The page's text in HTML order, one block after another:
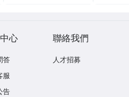
心
答
服
告
聯絡我們
人才招募